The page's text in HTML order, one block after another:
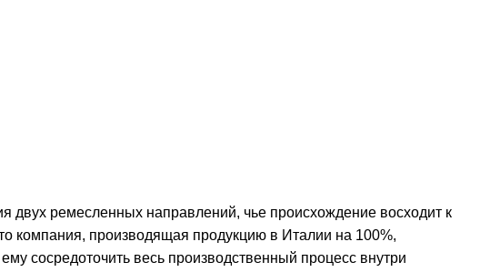
двух ремесленных направлений, чье происхождение восходит к
компания, производящая продукцию в Италии на 100%,
сосредоточить весь производственный процесс внутри